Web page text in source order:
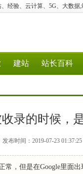
、经验、云计算、5G、大数据
建站 站长百科
录的时候，
发布时间：2019-07-23
常，但是在Google里面